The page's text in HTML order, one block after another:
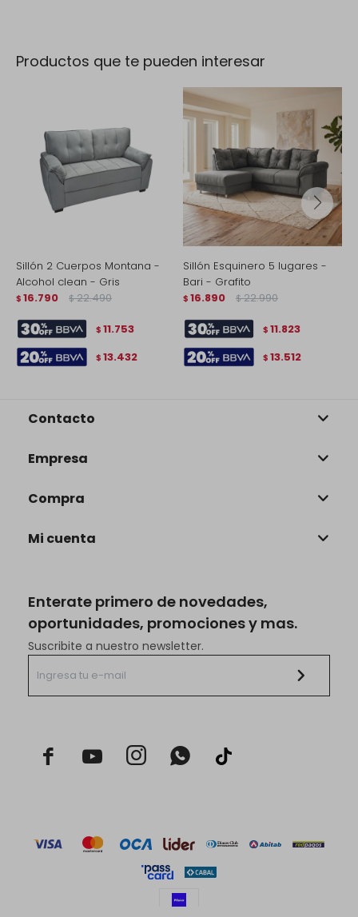
Productos que te pueden interesar
Sillón 2 Cuerpos Montana -
Alcohol clean - Gris
$ 16.790 $ 22.490
$ 11.753
$ 13.432
Sillón Esquinero 5 lugares -
Bari - Grafito
$ 16.890 $ 22.990
$ 11.823
$ 13.512
Enterate primero de novedades,
oportunidades, promociones y mas.
Suscribite a nuestro newsletter.
  
Contacto
Empresa
Compra
Mi cuenta